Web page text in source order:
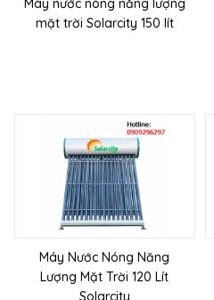
Máy nước nóng năng lượng
mặt trời Solarcity 150 lít
Máy Nước Nóng Năng
Lượng Mặt Trời 120 Lít
Solarcity